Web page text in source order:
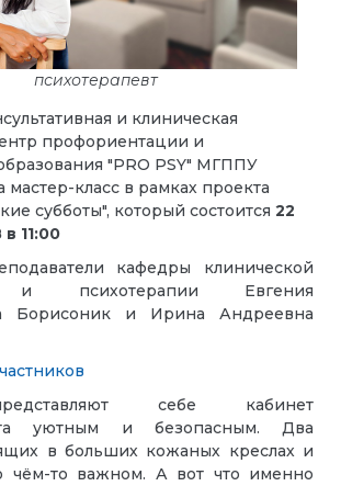
психотерапевт
и клиническая
профориентации и
"PRO PSY" МГППУ
класс в рамках проекта
субботы", который состоится 22
11:00
кафедры клинической
и психотерапии Евгения
Борисоник и Ирина Андреевна
себе кабинет
уютным и безопасным. Два
в больших кожаных креслах и
чём-то важном. А вот что именно